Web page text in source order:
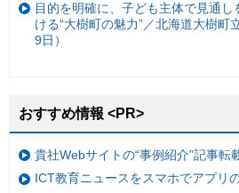
目的を明確に、子ども主体で見通
ける“大樹町の魅力”／北海道大樹町
9日）
おすすめ情報 <PR>
貴社Webサイトの“事例紹介”記事転
ICT教育ニュースをスマホでアプリ